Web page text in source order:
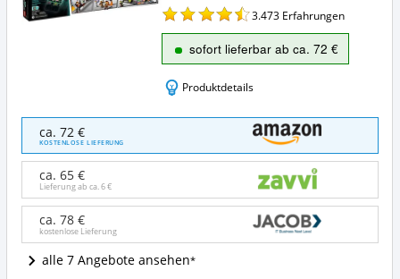
3.473 Erfahrungen
sofort lieferbar ab ca. 72 €
Produktdetails
LEGO
70423
Hidden
Side
Spezialbus
Geisterschreck
3000
Kinderspielzeug
Angebote:
Wo
ca. 72 €
KOSTENLOSE LIEFERUNG
ca. 65 €
Lieferung ab ca.6 €
ca. 78 €
kostenlose Lieferung
alle 7 Angebote ansehen